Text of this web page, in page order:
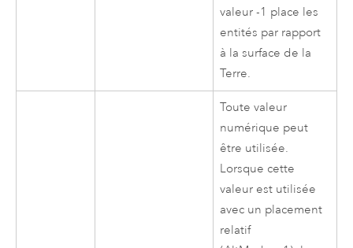
valeur -1 place les
entités par rapport
à la surface de la
Terre.
Toute valeur
numérique peut
être utilisée.
Lorsque cette
valeur est utilisée
avec un placement
relatif